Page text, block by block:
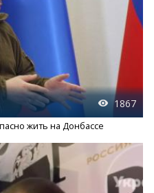
1867
жить на Донбассе